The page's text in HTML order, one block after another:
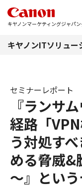
キヤノンマーケティングジャパ
キヤノンITソリュ
『ランサ
経路「
う対処す
める脅威&
～』とい
セミナーレポート